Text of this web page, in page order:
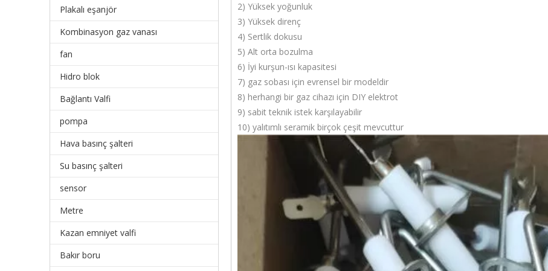
Plakalı eşanjör
Kombinasyon gaz vanası
fan
Hidro blok
Bağlantı Valfi
pompa
Hava basınç şalteri
Su basınç şalteri
sensor
Metre
Kazan emniyet valfi
Bakır boru
2) Yüksek yoğunluk
3) Yüksek direnç
4) Sertlik dokusu
5) Alt orta bozulma
6) İyi kurşun-ısı kapasitesi
7) gaz sobası için evrensel bir modeldir
8) herhangi bir gaz cihazı için DIY elektrot
9) sabit teknik istek karşılayabilir
10) yalıtımlı seramik birçok çeşit mevcuttur